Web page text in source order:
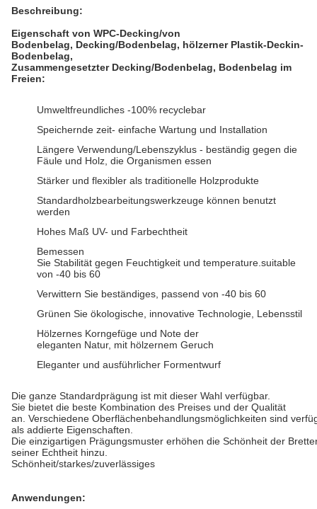
Beschreibung:
Eigenschaft von WPC-Decking/von
Bodenbelag, Decking/Bodenbelag, hölzerner Plastik-Deckin-
Bodenbelag,
ZusammengesetzterDecking/Bodenbelag, Bodenbelag im
Freien:
Umweltfreundliches -100% recyclebar
Speichernde zeit- einfache Wartung und Installation
Längere Verwendung/Lebenszyklus - beständig gegen die
Fäule und Holz, die Organismen essen
Stärker und flexibler als traditionelle Holzprodukte
Standardholzbearbeitungswerkzeuge können benutzt
werden
Hohes Maß UV- und Farbechtheit
Bemessen
Sie Stabilität gegen Feuchtigkeit und temperature.suitable
von -40 bis 60
Verwittern Sie beständiges, passend von -40 bis 60
Grünen Sie ökologische, innovative Technologie, Lebensstil
Hölzernes Korngefüge und Note der
eleganten Natur, mit hölzernem Geruch
Eleganter und ausführlicher Formentwurf
Die ganze Standardprägung ist mit dieser Wahl verfügbar.
Sie bietet die beste Kombination des Preises und der Qualität
an. Verschiedene Oberflächenbehandlungsmöglichkeiten sind
als addierte Eigenschaften.
Die einzigartigen Prägungsmuster erhöhen die Schönheit der
seiner Echtheit hinzu.
Schönheit/starkes/zuverlässiges
Anwendungen: